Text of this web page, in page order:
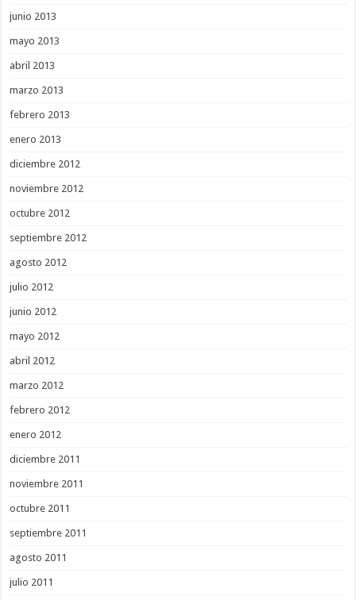
junio 2013
mayo 2013
abril 2013
marzo 2013
febrero 2013
enero 2013
diciembre 2012
noviembre 2012
octubre 2012
septiembre 2012
agosto 2012
julio 2012
junio 2012
mayo 2012
abril 2012
marzo 2012
febrero 2012
enero 2012
diciembre 2011
noviembre 2011
octubre 2011
septiembre 2011
agosto 2011
julio 2011